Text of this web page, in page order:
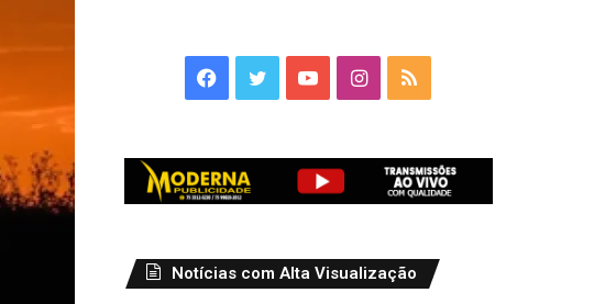
Facebook
TwitterYouTubeInstagram
RSS
Notícias com Alta Visualização